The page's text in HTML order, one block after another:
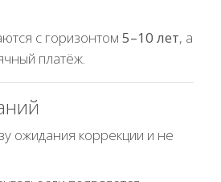
с горизонтом 5–10 лет, а
платёж.
ожидания коррекции и не